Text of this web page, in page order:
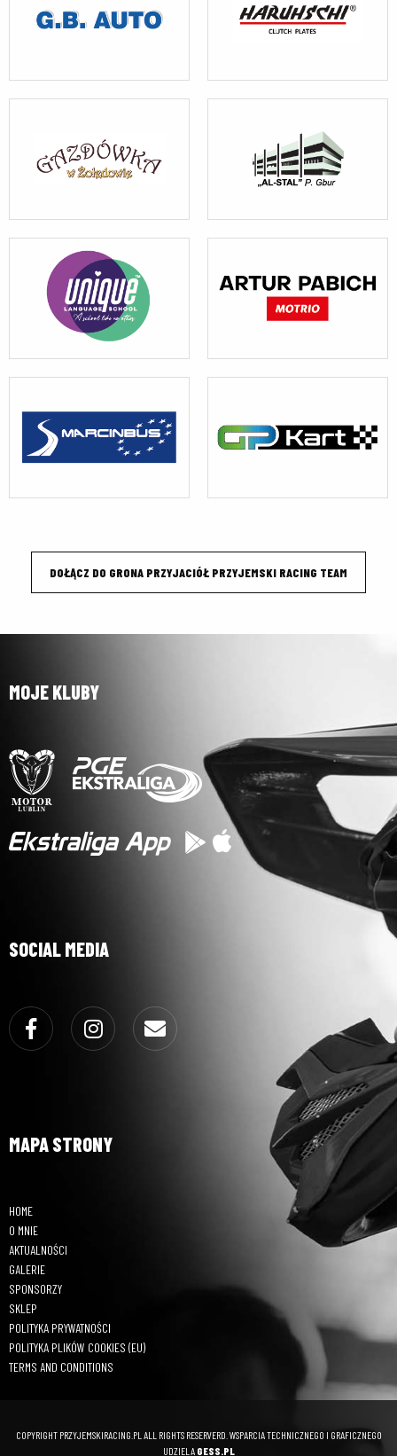
DOŁĄCZ DO GRONA PRZYJACIÓŁ PRZYJEMSKI RACING TEAM
MOJE KLUBY
SOCIAL MEDIA
Facebook Instagram
MAPA STRONY
HOME
O MNIE
AKTUALNOŚCI
GALERIE
SPONSORZY
SKLEP
POLITYKA PRYWATNOŚCI
POLITYKA PLIKÓW COOKIES (EU)
TERMS AND CONDITIONS
COPYRIGHT PRZYJEMSKIRACING.PL ALL RIGHTS RESERVERD. WSPARCIA TECHNICZNEGO I GRAFICZNEGO
UDZIELA GESS.PL